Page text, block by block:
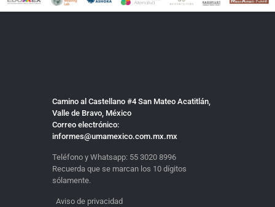
Camino al Castellano #4 San Mateo Acatitlán,
Valle de Bravo, México
Correo electrónico:
informes@umamexico.com.mx.mx
Teléfono y Whatsapp: 55 3020 8996
Recuerda que se marcan los 10 dígitos
sólamente.
Aviso de privacidad